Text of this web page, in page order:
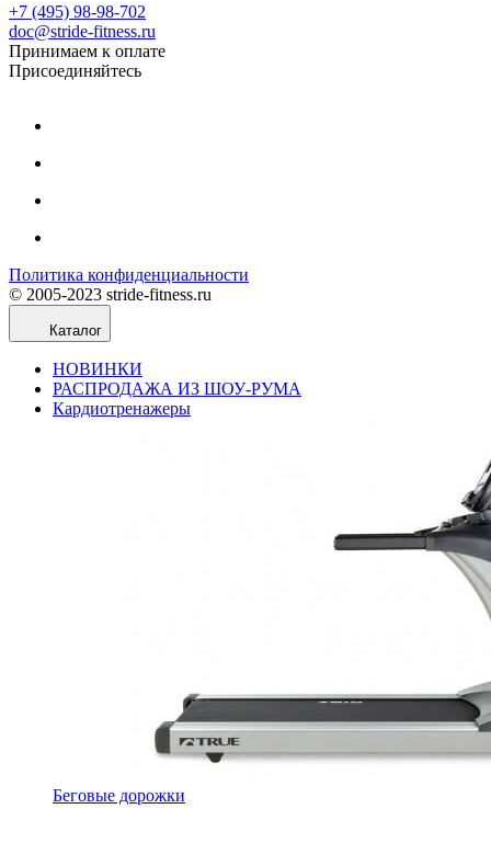
+7 (495) 98-98-702
doc@stride-fitness.ru
Принимаем к оплате
Присоединяйтесь
Политика конфиденциальности
© 2005-2023 stride-fitness.ru
Каталог
НОВИНКИ
РАСПРОДАЖА ИЗ ШОУ-РУМА
Кардиотренажеры
Беговые дорожки